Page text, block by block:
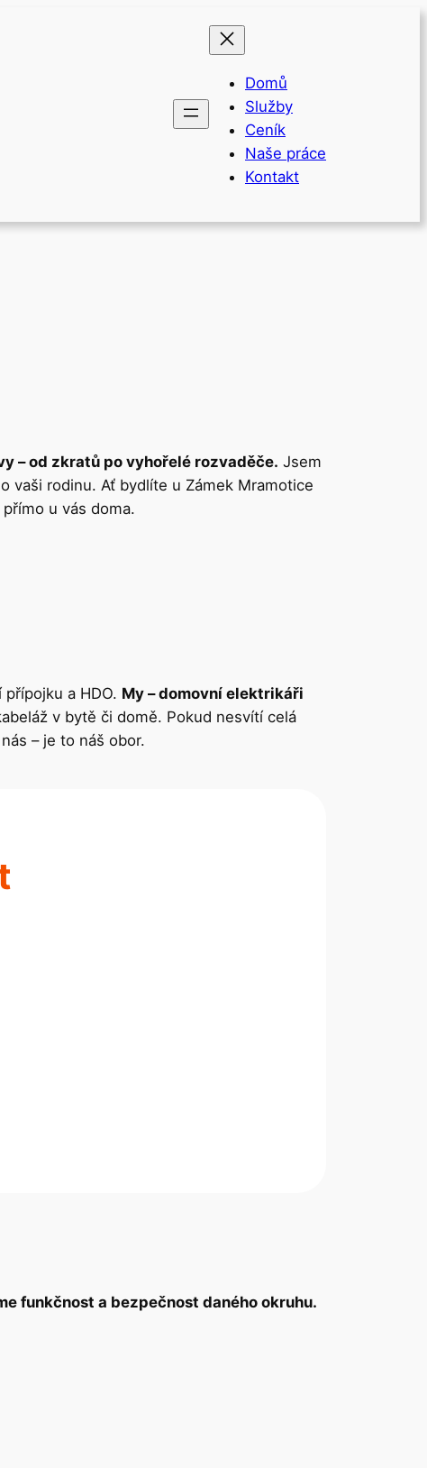
Domů
Služby
Ceník
Naše práce
Kontakt
– od zkratů po vyhořelé rozvaděče. Jsem
vaši rodinu. Ať bydlíte u Zámek Mramotice
přímo u vás doma.
a HDO. My – domovní elektrikáři
v bytě či domě. Pokud nesvítí celá
– je to náš obor.
funkčnost a bezpečnost daného okruhu.